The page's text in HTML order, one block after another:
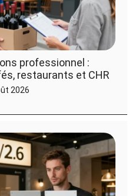
professionnel :
restaurants et CHR
2026